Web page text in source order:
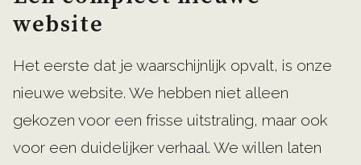
website
Het eerste dat je waarschijnlijk opvalt, is onze
nieuwe website. We hebben niet alleen
gekozen voor een frisse uitstraling, maar ook
voor een duidelijker verhaal. We willen laten